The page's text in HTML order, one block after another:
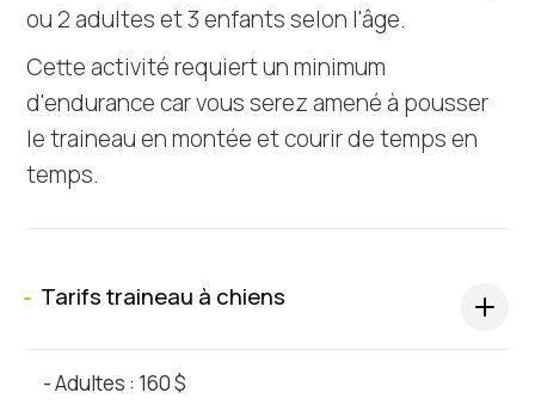
ou 2 adultes et 3 enfants selon l'âge.
Cette activité requiert un minimum
d'endurance car vous serez amené à pousser
le traineau en montée et courir de temps en
temps.
s Tarifs traineau à chiens
- Adultes : 160 $